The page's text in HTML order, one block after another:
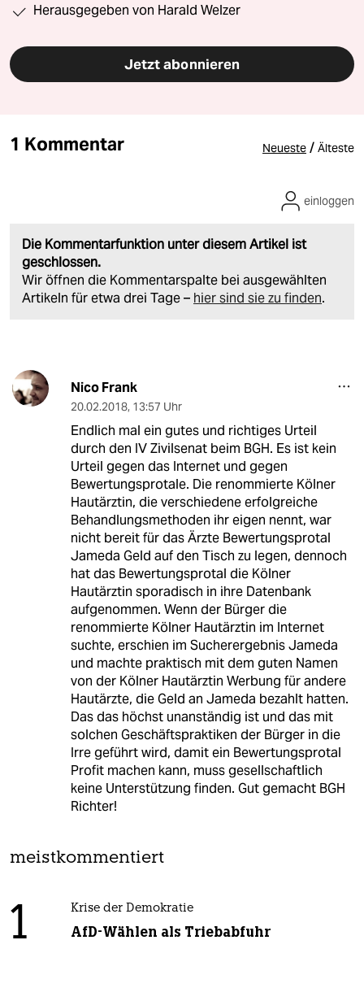
Herausgegeben von Harald Welzer
Jetzt abonnieren
1 Kommentar Neueste / Älteste
Die Kommentarfunktion unter diesem Artikel ist
geschlossen.
Wir öffnen die Kommentarspalte bei ausgewählten
Artikeln für etwa drei Tage – hier sind sie zu finden.
einloggen
Nico Frank
20.02.2018, 13:57 Uhr
Endlich mal ein gutes und richtiges Urteil
durch den IV Zivilsenat beim BGH. Es ist kein
Urteil gegen das Internet und gegen
Bewertungsprotale. Die renommierte Kölner
Hautärztin, die verschiedene erfolgreiche
Behandlungsmethoden ihr eigen nennt, war
nicht bereit für das Ärzte Bewertungsprotal
Jameda Geld auf den Tisch zu legen, dennoch
hat das Bewertungsprotal die Kölner
Hautärztin sporadisch in ihre Datenbank
aufgenommen. Wenn der Bürger die
renommierte Kölner Hautärztin im Internet
suchte, erschien im Sucherergebnis Jameda
und machte praktisch mit dem guten Namen
von der Kölner Hautärztin Werbung für andere
Hautärzte, die Geld an Jameda bezahlt hatten.
Das das höchst unanständig ist und das mit
solchen Geschäftspraktiken der Bürger in die
Irre geführt wird, damit ein Bewertungsprotal
Profit machen kann, muss gesellschaftlich
keine Unterstützung finden. Gut gemacht BGH
Richter!
meistkommentiert
1 Krise der Demokratie
AfD-Wählen als Triebabfuhr